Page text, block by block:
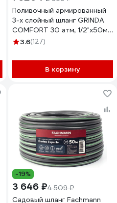
Поливочный армированный
3-х слойный шланг GRINDA
COMFORT 30 атм, 1/2"х50м
8-429003-1/2-50_z02
3.6(127)
В корзину
-19%
3 646 ₽4 509 ₽
Садовый шланг Fachmann